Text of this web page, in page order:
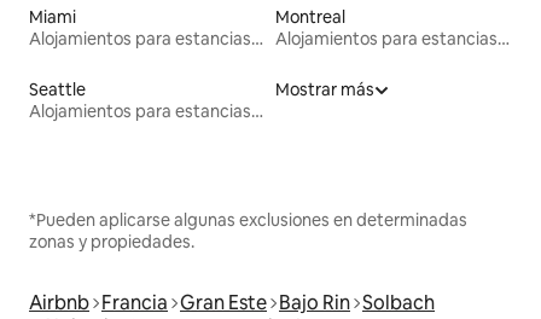
Miami
Alojamientos para estancias largas
Montreal
Alojamientos para estancias largas
Seattle
Alojamientos para estancias largas
Mostrar más
*Pueden aplicarse algunas exclusiones en determinadas
zonas y propiedades.
Airbnb Francia Gran Este Bajo Rin Solbach